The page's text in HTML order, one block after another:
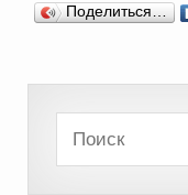
Поделиться…